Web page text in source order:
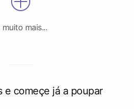
muito mais...
e começe já a poupar